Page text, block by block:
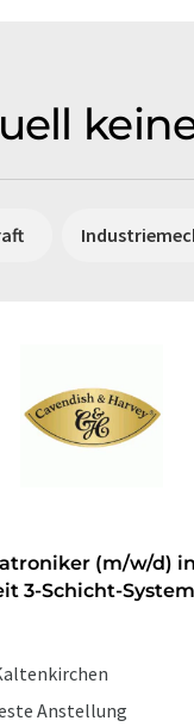
(m/w/d) in
3-Schicht-
Anstellung